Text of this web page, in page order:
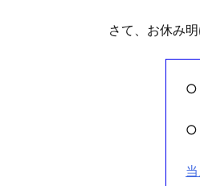
さて、お休み明
○
○